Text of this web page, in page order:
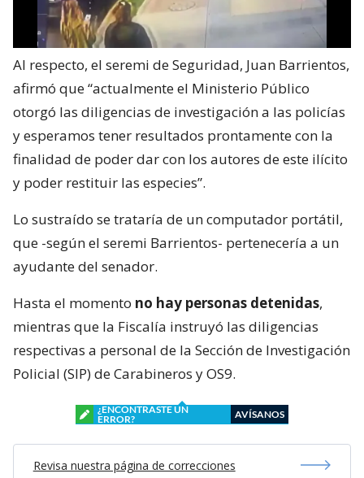
Al respecto, el seremi de Seguridad, Juan Barrientos,
afirmó que “actualmente el Ministerio Público
otorgó las diligencias de investigación a las policías
y esperamos tener resultados prontamente con la
finalidad de poder dar con los autores de este ilícito
y poder restituir las especies”.
Lo sustraído se trataría de un computador portátil,
que -según el seremi Barrientos- pertenecería a un
ayudante del senador.
Hasta el momento no hay personas detenidas,
mientras que la Fiscalía instruyó las diligencias
respectivas a personal de la Sección de Investigación
Policial (SIP) de Carabineros y OS9.
¿ENCONTRASTE UN
ERROR?
AVÍSANOS
Revisa nuestra página de correcciones